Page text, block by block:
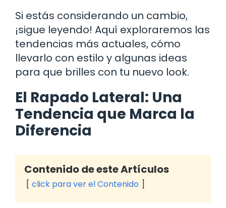
Si estás considerando un cambio,
¡sigue leyendo! Aquí exploraremos las
tendencias más actuales, cómo
llevarlo con estilo y algunas ideas
para que brilles con tu nuevo look.
El Rapado Lateral: Una
Tendencia que Marca la
Diferencia
Contenido de este Artículos
click para ver el Contenido